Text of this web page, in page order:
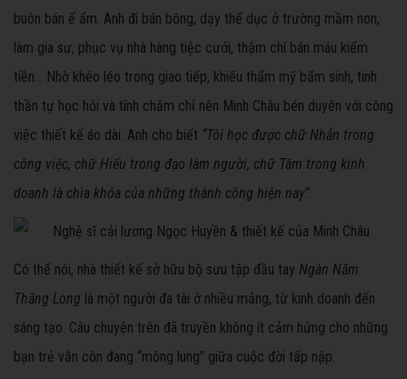
buôn bán ế ẩm. Anh đi bán bông, dạy thể dục ở trường mầm non,
làm gia sư, phục vụ nhà hàng tiệc cưới, thậm chí bán máu kiếm
tiền… Nhờ khéo léo trong giao tiếp, khiếu thẩm mỹ bẩm sinh, tinh
thần tự học hỏi và tính chăm chỉ nên Minh Châu bén duyên với công
việc thiết kế áo dài. Anh cho biết “Tôi học được chữ Nhẫn trong
công việc, chữ Hiếu trong đạo làm người, chữ Tâm trong kinh
doanh là chìa khóa của những thành công hiện nay”.
Có thể nói, nhà thiết kế sở hữu bộ sưu tập đầu tay Ngàn Năm
Thăng Long là một người đa tài ở nhiều mảng, từ kinh doanh đến
sáng tạo. Câu chuyện trên đã truyền không ít cảm hứng cho những
bạn trẻ vẫn còn đang “mông lung” giữa cuộc đời tấp nập.